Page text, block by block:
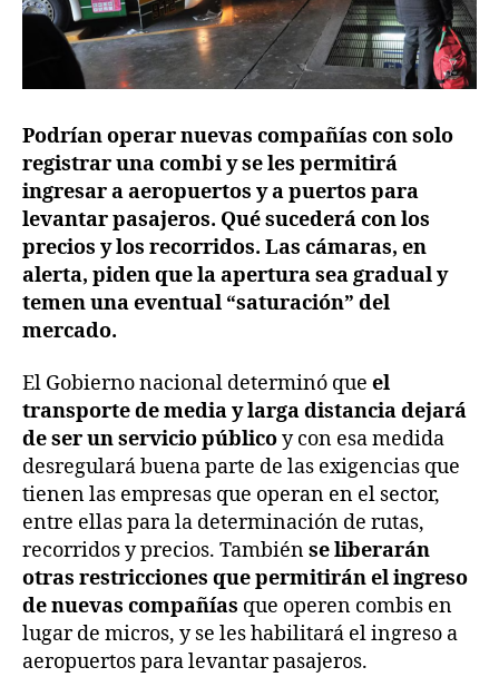
Podrían operar nuevas compañías con solo
registrar una combi y se les permitirá
ingresar a aeropuertos y a puertos para
levantar pasajeros. Qué sucederá con los
precios y los recorridos. Las cámaras, en
alerta, piden que la apertura sea gradual y
temen una eventual “saturación” del
mercado.
El Gobierno nacional determinó que el
transporte de media y larga distancia dejará
de ser un servicio públicoy con esa medida
desregulará buena parte de las exigencias que
tienen las empresas que operan en el sector,
entre ellas para la determinación de rutas,
recorridos y precios. Tambiénse liberarán
otras restricciones que permitirán el ingreso
de nuevas compañías que operen combis en
lugar de micros, y se les habilitará el ingreso a
aeropuertos para levantar pasajeros.